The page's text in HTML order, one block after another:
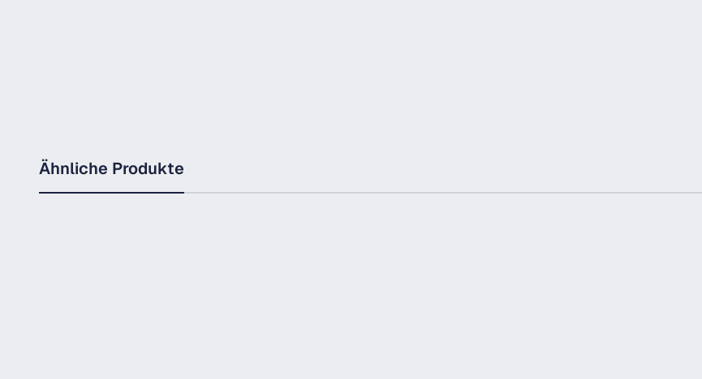
Ähnliche Produkte